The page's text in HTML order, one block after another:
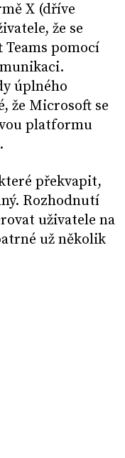
X (dříve
že se
pomocí
úplného
že Microsoft se
platformu
překvapit,
Rozhodnutí
uživatele na
už několik